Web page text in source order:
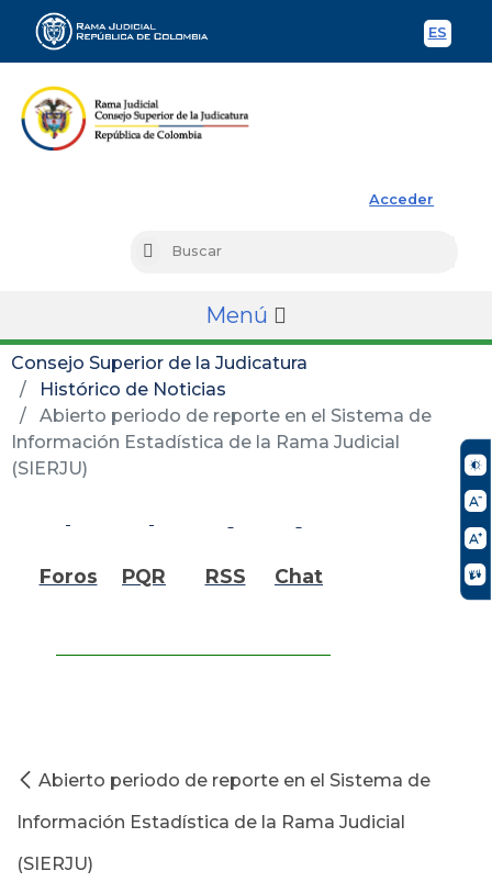
ES
Acceder
Buscar
Menú
Consejo Superior de la Judicatura
Histórico de Noticias
Abierto periodo de reporte en el Sistema de
Información Estadística de la Rama Judicial
(SIERJU)
Foros PQR RSS Chat
Abierto periodo de reporte en el Sistema de
Información Estadística de la Rama Judicial
(SIERJU)